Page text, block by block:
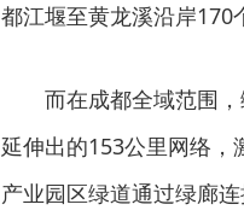
都江堰至黄龙溪沿岸170
而在成都全域范围
延伸出的153公里网络，
产业园区绿道通过绿廊